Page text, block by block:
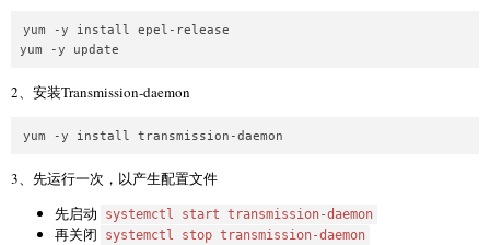
yum -y install epel-release
yum -y update
2、安装Transmission-daemon
yum -y install transmission-daemon
3、先运行一次，以产生配置文件
先启动
systemctl start transmission-daemon
再关闭 systemctl stop transmission-daemon